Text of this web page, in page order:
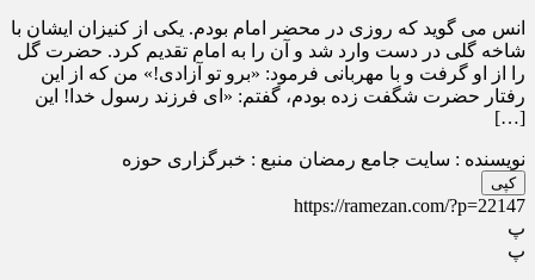
انس می گوید که روزی در محضر امام بودم. یکی از کنیزان ایشان با
شاخه گلی در دست وارد شد و آن را به امام تقدیم کرد. حضرت گل
را از او گرفت و با مهربانی فرمود: «برو تو آزادی!» من که از این
رفتار حضرت شگفت زده بودم، گفتم: «ای فرزند رسول خدا! این
[…]
نویسنده : سایت جامع رمضان منبع : خبرگزاری حوزه
کپی
https://ramezan.com/?p=22147
پ
پ